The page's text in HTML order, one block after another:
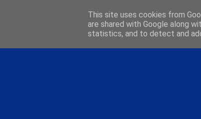
This site uses cookies from
are shared with Google along
statistics, and to detect and